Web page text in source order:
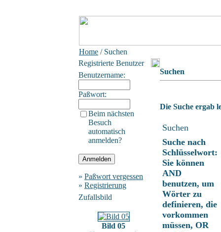
Home / Suchen
Registrierte Benutzer
Benutzername:
Paßwort:
Beim nächsten
Besuch
automatisch
anmelden?
» Paßwort vergessen
» Registrierung
Zufallsbild
Bild 05
Suchen
Die Suche ergab
Suchen
Suche nach
Schlüsselwort:
Sie können
AND
benutzen, um
Wörter zu
definieren, die
vorkommen
müssen, OR